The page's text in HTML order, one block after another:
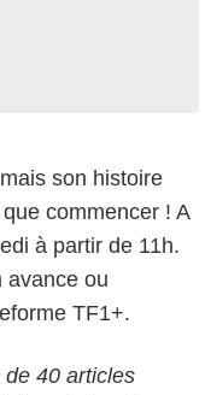
son histoire
commencer ! A
à partir de 11h.
avance ou
TF1+.
de 40 articles